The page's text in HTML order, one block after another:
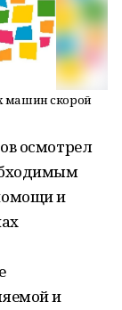
машин скорой
осмотрел
и
и